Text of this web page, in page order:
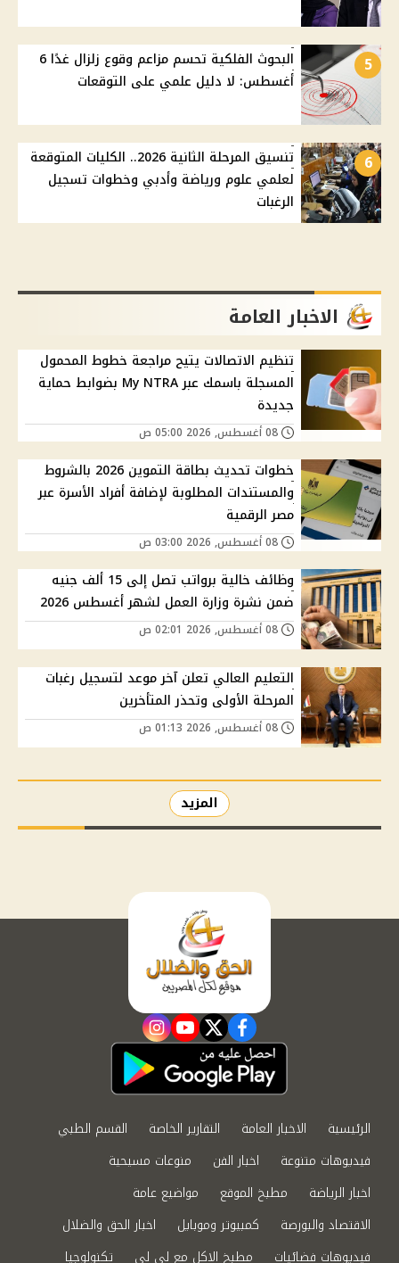
5
البحوث الفلكية تحسم مزاعم وقوع زلزال غدًا 6
أغسطس: لا دليل علمي على التوقعات
6
تنسيق المرحلة الثانية 2026.. الكليات المتوقعة
لعلمي علوم ورياضة وأدبي وخطوات تسجيل
الرغبات
الاخبار العامة
تنظيم الاتصالات يتيح مراجعة خطوط المحمول
المسجلة باسمك عبر My NTRA بضوابط حماية
جديدة
خطوات تحديث بطاقة التموين 2026 بالشروط
والمستندات المطلوبة لإضافة أفراد الأسرة عبر
مصر الرقمية
وظائف خالية برواتب تصل إلى 15 ألف جنيه
ضمن نشرة وزارة العمل لشهر أغسطس 2026
التعليم العالي تعلن آخر موعد لتسجيل رغبات
المرحلة الأولى وتحذر المتأخرين
المزيد
facebook
twitter
youtube
instagram
الرئيسية الاخبار العامة التقارير الخاصة
القسم الطبي
فيديوهات متنوعة
اخبار الفن
منوعات مسيحية
اخبار الرياضة
مطبخ الموقع
مواضيع عامة
الاقتصاد والبورصة
كمبيوتر وموبايل
اخبار الحق والضلال
فيديوهات فضائيات
مطبخ الاكل مع لى لى تكنولوجيا